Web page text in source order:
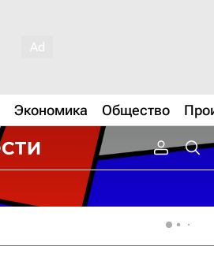
Экономика Общество